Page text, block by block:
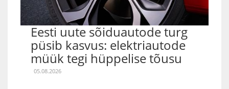
Eesti uute sõiduautode turg
püsib kasvus: elektriautode
müük tegi hüppelise tõusu
05.08.2026